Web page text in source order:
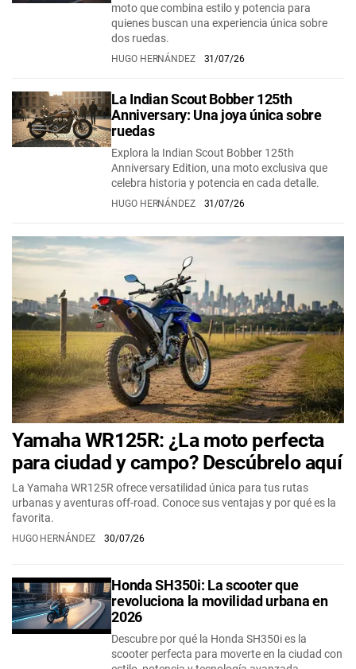
moto que combina estilo y potencia para
quienes buscan una experiencia única sobre
dos ruedas.
HUGO HERNÁNDEZ 31/07/26
La Indian Scout Bobber 125th
Anniversary: Una joya única sobre
ruedas
Explora la Indian Scout Bobber 125th
Anniversary Edition, una moto exclusiva que
celebra historia y potencia en cada detalle.
HUGO HERNÁNDEZ 31/07/26
Yamaha WR125R: ¿La moto perfecta
para ciudad y campo? Descúbrelo aquí
La Yamaha WR125R ofrece versatilidad única para tus rutas
urbanas y aventuras off-road. Conoce sus ventajas y por qué es la
favorita.
HUGO HERNÁNDEZ 30/07/26
Honda SH350i: La scooter que
revoluciona la movilidad urbana en
2026
Descubre por qué la Honda SH350i es la
scooter perfecta para moverte en la ciudad con